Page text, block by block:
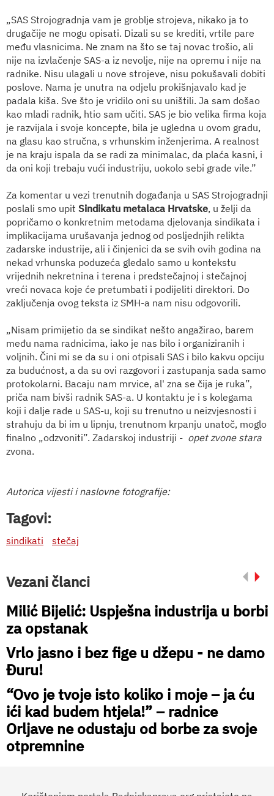
„SAS Strojogradnja vam je groblje strojeva, nikako ja to
drugačije ne mogu opisati. Dizali su se krediti, vrtile pare
među vlasnicima. Ne znam na što se taj novac trošio, ali
nije na izvlačenje SAS-a iz nevolje, nije na opremu i nije na
radnike. Nisu ulagali u nove strojeve, nisu pokušavali dobiti
poslove. Nama je unutra na odjelu prokišnjavalo kad je
padala kiša. Sve što je vridilo oni su uništili. Ja sam došao
kao mladi radnik, htio sam učiti. SAS je bio velika firma koja
je razvijala i svoje koncepte, bila je ugledna u ovom gradu,
na glasu kao stručna, s vrhunskim inženjerima. A realnost
je na kraju ispala da se radi za minimalac, da plaća kasni, i
da oni koji trebaju vući industriju, uokolo sebi grade vile.”
Za komentar u vezi trenutnih događanja u SAS Strojogradnji
poslali smo upit Sindikatu metalaca Hrvatske, u želji da
popričamo o konkretnim metodama djelovanja sindikata i
implikacijama urušavanja jednog od posljednjih relikta
zadarske industrije, ali i činjenici da se svih ovih godina na
nekad vrhunska poduzeća gledalo samo u kontekstu
vrijednih nekretnina i terena i predstečajnoj i stečajnoj
vreći novaca koje će pretumbati i podijeliti direktori. Do
zaključenja ovog teksta iz SMH-a nam nisu odgovorili.
„Nisam primijetio da se sindikat nešto angažirao, barem
među nama radnicima, iako je nas bilo i organiziranih i
voljnih. Čini mi se da su i oni otpisali SAS i bilo kakvu opciju
za budućnost, a da su ovi razgovori i zastupanja sada samo
protokolarni. Bacaju nam mrvice, al' zna se čija je ruka”,
priča nam bivši radnik SAS-a. U kontaktu je i s kolegama
koji i dalje rade u SAS-u, koji su trenutno u neizvjesnosti i
strahuju da bi im u lipnju, trenutnom krpanju unatoč, moglo
finalno „odzvoniti”. Zadarskoj industriji - opet zvone stara
zvona.
Autorica vijesti i naslovne fotografije:
Tagovi:
sindikati stečaj
Vezani članci
Milić Bijelić: Uspješna industrija u borbi
za opstanak
Vrlo jasno i bez fige u džepu - ne damo
Đuru!
“Ovo je tvoje isto koliko i moje – ja ću
ići kad budem htjela!” – radnice
Orljave ne odustaju od borbe za svoje
otpremnine